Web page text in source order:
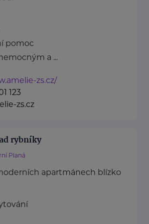
pomoc
a ...
zs.cz/
123
zs.cz
rybníky
Planá
apartmánech blízko